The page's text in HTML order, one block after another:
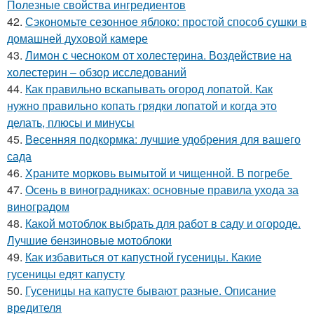
Полезные свойства ингредиентов
42. Сэкономьте сезонное яблоко: простой способ сушки в
домашней духовой камере
43. Лимон с чесноком от холестерина. Воздействие на
холестерин – обзор исследований
44. Как правильно вскапывать огород лопатой. Как
нужно правильно копать грядки лопатой и когда это
делать, плюсы и минусы
45. Весенняя подкормка: лучшие удобрения для вашего
сада
46. Храните морковь вымытой и чищенной. В погребе
47. Осень в виноградниках: основные правила ухода за
виноградом
48. Какой мотоблок выбрать для работ в саду и огороде.
Лучшие бензиновые мотоблоки
49. Как избавиться от капустной гусеницы. Какие
гусеницы едят капусту
50. Гусеницы на капусте бывают разные. Описание
вредителя